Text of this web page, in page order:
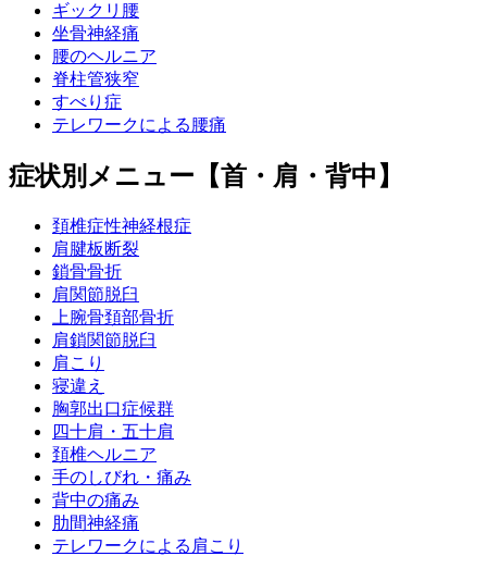
ギックリ腰
坐骨神経痛
腰のヘルニア
脊柱管狭窄
すべり症
テレワークによる腰痛
症状別メニュー【首・肩・背中】
頚椎症性神経根症
肩腱板断裂
鎖骨骨折
肩関節脱臼
上腕骨頚部骨折
肩鎖関節脱臼
肩こり
寝違え
胸郭出口症候群
四十肩・五十肩
頚椎ヘルニア
手のしびれ・痛み
背中の痛み
肋間神経痛
テレワークによる肩こり